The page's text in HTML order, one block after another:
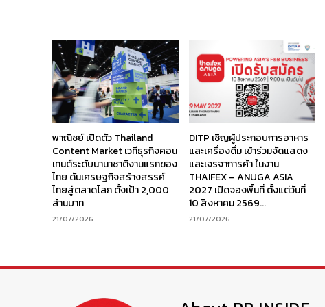
พาณิชย์ เปิดตัว Thailand
Content Market เวทีธุรกิจคอน
เทนต์ระดับนานาชาติงานแรกของ
ไทย ดันเศรษฐกิจสร้างสรรค์
ไทยสู่ตลาดโลก ตั้งเป้า 2,000
ล้านบาท
21/07/2026
DITP เชิญผู้ประกอบการอาหาร
และเครื่องดื่ม เข้าร่วมจัดแสดง
และเจรจาการค้า ในงาน
THAIFEX – ANUGA ASIA
2027 เปิดจองพื้นที่ ตั้งแต่วันที่
10 สิงหาคม 2569...
21/07/2026